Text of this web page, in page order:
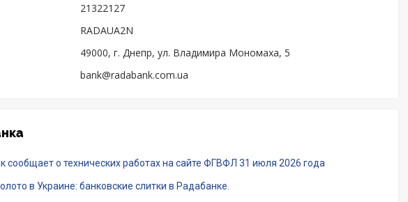
21322127
RADAUA2N
49000, г. Днепр, ул. Владимира Мономаха, 5
bank@radabank.com.ua
сообщает о технических работах на сайте ФГВФЛ 31 июля 2026 года
в Украине: банковские слитки в Радабанке.